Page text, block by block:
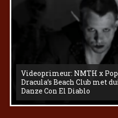
Videoprimeur: NMTH x
Dracula’s Beach Club met
Danze Con El Diablo